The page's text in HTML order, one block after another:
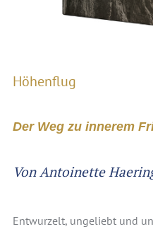
Höhenflug
Der Weg zu innerem
Von Antoinette
Entwurzelt, ungeliebt und